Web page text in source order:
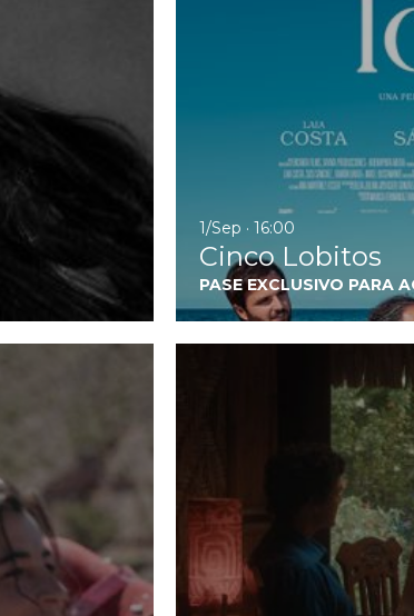
1/Sep · 16:00
Cinco Lobitos
PASE EXCLUSIVO PARA